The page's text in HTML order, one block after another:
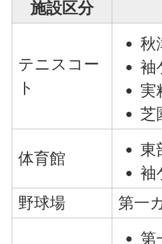
施設区分
テニスコー
ト
秋
袖
実
芝
体育館
東
袖
野球場
第一
第